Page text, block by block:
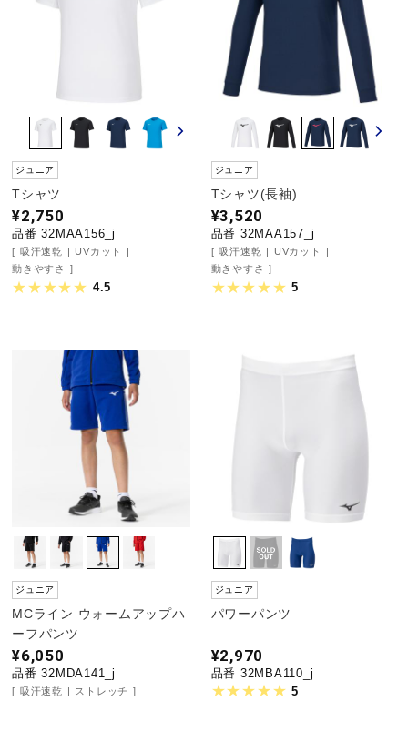
ジュニア
Tシャツ
¥2,750
品番 32MAA156_j
吸汗速乾
UVカット
動きやすさ
4.5
ジュニア
Tシャツ(長袖)
¥3,520
品番 32MAA157_j
吸汗速乾
UVカット
動きやすさ
5
ジュニア
MCライン ウォームアップハ
ーフパンツ
¥6,050
品番 32MDA141_j
吸汗速乾 ストレッチ
ジュニア
パワーパンツ
¥2,970
品番 32MBA110_j
5